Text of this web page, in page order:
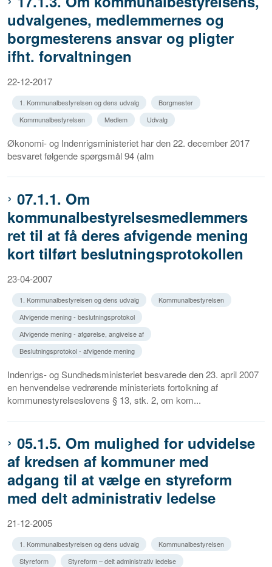
udvalgenes, medlemmernes og
borgmesterens ansvar og pligter
ifht. forvaltningen
22-12-2017
1. Kommunalbestyrelsen og dens udvalg
Borgmester
Kommunalbestyrelsen
Medlem Udvalg
Økonomi- og Indenrigsministeriet har den 22. december 2017
besvaret følgende spørgsmål 94 (alm
07.1.1. Om
kommunalbestyrelsesmedlemmers
ret til at få deres afvigende mening
kort tilført beslutningsprotokollen
23-04-2007
1. Kommunalbestyrelsen og dens udvalg
Kommunalbestyrelsen
Afvigende mening - beslutningsprotokol
Afvigende mening - afgørelse, angivelse af
Beslutningsprotokol - afvigende mening
Indenrigs- og Sundhedsministeriet besvarede den 23. april 2007
en henvendelse vedrørende ministeriets fortolkning af
kommunestyrelseslovens § 13, stk. 2, om kom...
05.1.5. Om mulighed for udvidelse
af kredsen af kommuner med
adgang til at vælge en styreform
med delt administrativ ledelse
21-12-2005
1. Kommunalbestyrelsen og dens udvalg
Kommunalbestyrelsen
Styreform
Styreform – delt administrativ ledelse